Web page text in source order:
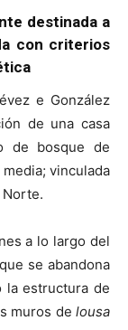
destinada a
con criterios
e González
de una casa
de bosque de
vinculada
Norte.
a lo largo del
se abandona
la estructura de
muros de lousa